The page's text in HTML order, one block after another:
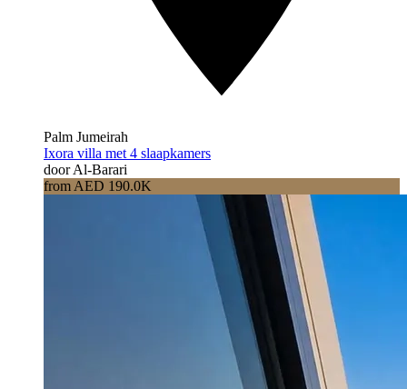
Palm Jumeirah
Ixora villa met 4 slaapkamers
door Al-Barari
from AED 190.0K